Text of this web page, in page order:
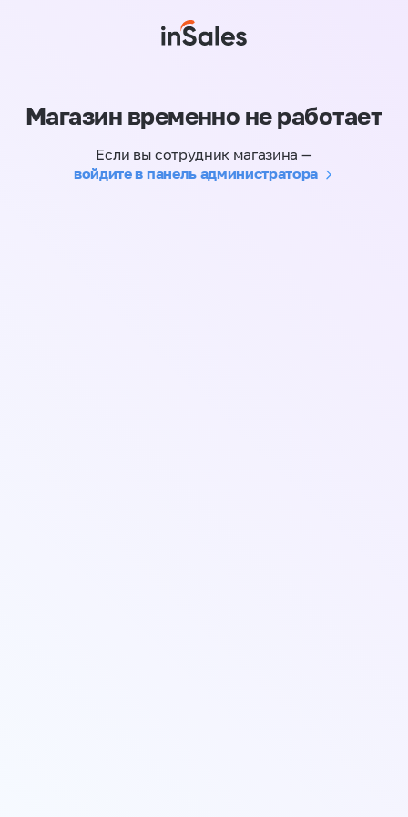
Магазин временно не работает
Если вы сотрудник магазина —
войдите в панель администратора